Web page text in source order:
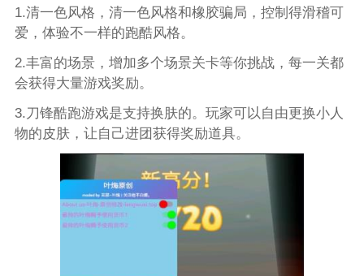
1.清一色风格，清一色风格和橡胶骗局，控制得滑稽可
爱，体验不一样的跑酷风格。
2.丰富的场景，增加多个场景关卡等你挑战，每一关都
会获得大量游戏奖励。
3.刀锋酷跑游戏是支持换肤的。玩家可以自由更换小人
物的皮肤，让自己进团获得奖励道具。